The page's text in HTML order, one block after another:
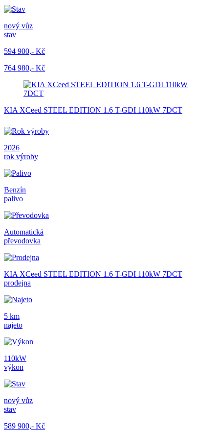
nový vůz
stav
594 900,- Kč
764 980,- Kč
KIA XCeed STEEL EDITION 1.6 T-GDI 110kW 7DCT
2026
rok výroby
Benzín
palivo
Automatická
převodovka
KIA XCeed STEEL EDITION 1.6 T-GDI 110kW 7DCT
prodejna
5 km
najeto
110kW
výkon
nový vůz
stav
589 900,- Kč